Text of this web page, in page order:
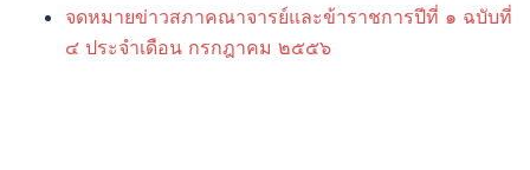
จดหมายข่าวสภาคณาจารย์และข้าราชการปีที่ ๑ ฉบับที่
๔ ประจำเดือน กรกฎาคม ๒๕๕๖